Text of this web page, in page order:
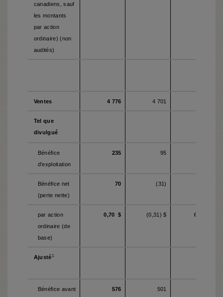
canadiens, sauf
les montants
par action
ordinaire) (non
audités)
Ventes 4 776 4 701
Tel que
divulgué
Bénéfice
d'exploitation
235 95
Bénéfice net
(perte nette)
70 (31)
par action
ordinaire (de
base)
0,70 $ (0,31) $ 0,37 $
Ajusté1
Bénéfice avant
576 501